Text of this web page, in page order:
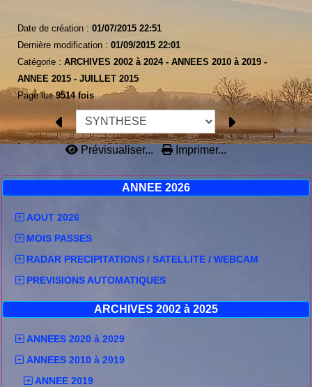
ANNEE 2026
AOUT 2026
MOIS PASSES
RADAR PRECIPITATIONS / SATELLITE / WEBCAM
PREVISIONS AUTOMATIQUES
ARCHIVES 2002 à 2025
ANNEES 2020 à 2029
ANNEES 2010 à 2019
ANNEE 2019
Date de création : 01/07/2015 22:51
Dernière modification : 01/09/2015 22:01
Catégorie : ARCHIVES 2002 à 2024 - ANNEES 2010 à 2019 -
ANNEE 2015 - JUILLET 2015
Page lue9514 fois
Prévisualiser... Imprimer...